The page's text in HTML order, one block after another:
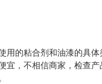
用的粘合剂和油漆的具
宜，不相信商家，检查